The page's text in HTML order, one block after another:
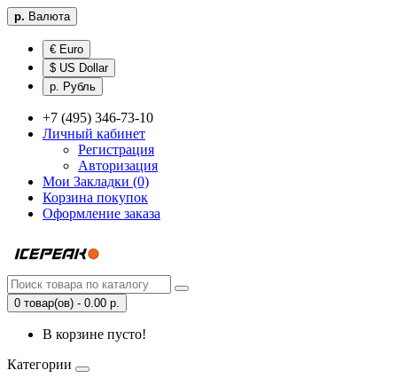
р. Валюта
€ Euro
$ US Dollar
р. Рубль
+7 (495) 346-73-10
Личный кабинет
Регистрация
Авторизация
Мои Закладки (0)
Корзина покупок
Оформление заказа
0 товар(ов) - 0.00 р.
В корзине пусто!
Категории